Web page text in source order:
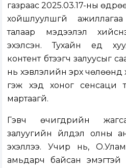
газраас 2025.03.17-ны
хойшлуулшгүй
талаар мэдээлэл
эхэлсэн. Тухайн үед
контент бүтээгч залуусыг
нь хэвлэлийн эрх чөлөөнд
гэж хэд хоног сенсаци
мартаагүй.
Гэвч өчигдрийн
залуугийн үйлдэл олны
эхэллээ. Учир нь,
амьдарч байсан эмэгтэй